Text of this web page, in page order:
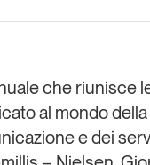
Newsletter
che riunisce
al mondo della
e dei